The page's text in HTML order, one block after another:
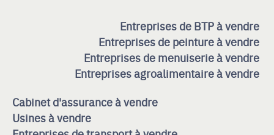
Entreprises de BTP à vendre
Entreprises de peinture à vendre
Entreprises de menuiserie à vendre
Entreprises agroalimentaire à vendre
Cabinet d'assurance à vendre
Usines à vendre